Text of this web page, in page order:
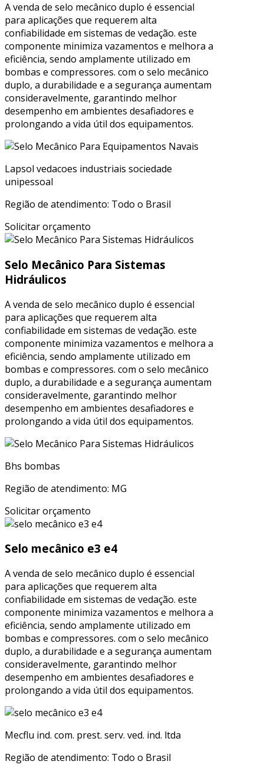
A venda de selo mecânico duplo é essencial
para aplicações que requerem alta
confiabilidade em sistemas de vedação. este
componente minimiza vazamentos e melhora a
eficiência, sendo amplamente utilizado em
bombas e compressores. com o selo mecânico
duplo, a durabilidade e a segurança aumentam
consideravelmente, garantindo melhor
desempenho em ambientes desafiadores e
prolongando a vida útil dos equipamentos.
Lapsol vedacoes industriais sociedade
unipessoal
Região de atendimento: Todo o Brasil
Solicitar orçamento
Selo Mecânico Para Sistemas
Hidráulicos
A venda de selo mecânico duplo é essencial
para aplicações que requerem alta
confiabilidade em sistemas de vedação. este
componente minimiza vazamentos e melhora a
eficiência, sendo amplamente utilizado em
bombas e compressores. com o selo mecânico
duplo, a durabilidade e a segurança aumentam
consideravelmente, garantindo melhor
desempenho em ambientes desafiadores e
prolongando a vida útil dos equipamentos.
Bhs bombas
Região de atendimento: MG
Solicitar orçamento
Selo mecânico e3 e4
A venda de selo mecânico duplo é essencial
para aplicações que requerem alta
confiabilidade em sistemas de vedação. este
componente minimiza vazamentos e melhora a
eficiência, sendo amplamente utilizado em
bombas e compressores. com o selo mecânico
duplo, a durabilidade e a segurança aumentam
consideravelmente, garantindo melhor
desempenho em ambientes desafiadores e
prolongando a vida útil dos equipamentos.
Mecflu ind. com. prest. serv. ved. ind. ltda
Região de atendimento: Todo o Brasil